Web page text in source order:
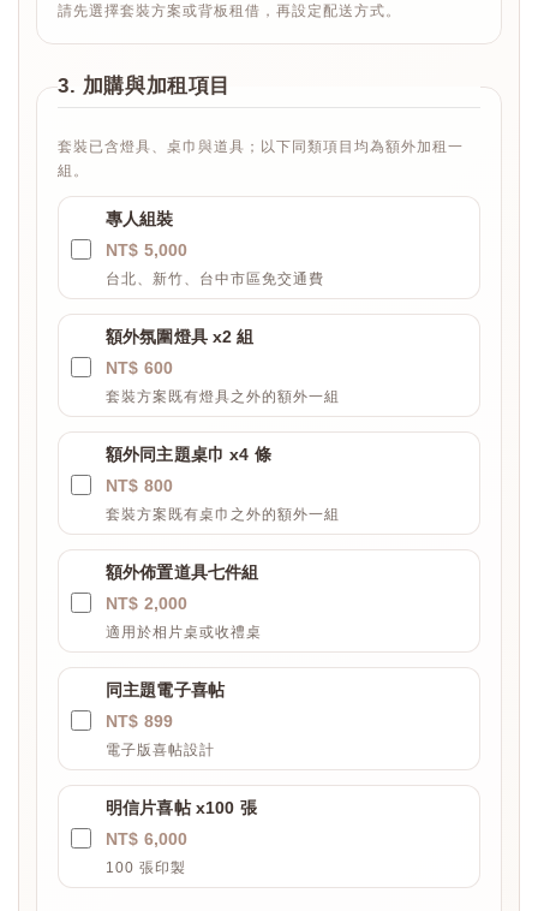
請先選擇套裝方案或背板租借，再設定配送方式。
3. 加購與加租項目
套裝已含燈具、桌巾與道具；以下同類項目均為額外加租一
組。
專人組裝
NT$ 5,000
台北、新竹、台中市區免交通費
額外氛圍燈具 x2 組
NT$ 600
套裝方案既有燈具之外的額外一組
額外同主題桌巾 x4 條
NT$ 800
套裝方案既有桌巾之外的額外一組
額外佈置道具七件組
NT$ 2,000
適用於相片桌或收禮桌
同主題電子喜帖
NT$ 899
電子版喜帖設計
明信片喜帖 x100 張
NT$ 6,000
100 張印製